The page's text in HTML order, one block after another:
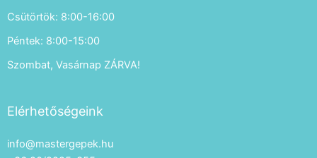
Csütörtök: 8:00-16:00
Péntek: 8:00-15:00
Szombat, Vasárnap ZÁRVA!
Elérhetőségeink
info@mastergepek.hu